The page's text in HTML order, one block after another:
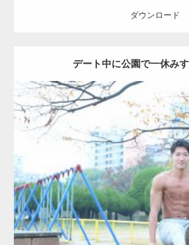
ダウンロード
デート中に公園で一休み
Update:2021.07.6
Category:公園のマッチョ その他
ダウンロード